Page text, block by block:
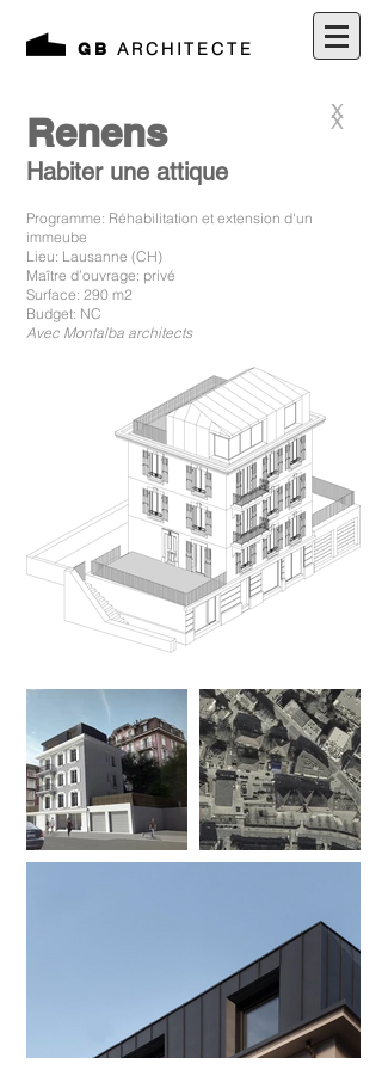
GBARCHITECTE
X
Renens
Habiter une attique
X
Programme: Réhabilitation et extension d'un
immeube
Lieu: Lausanne (CH)
Maître d’ouvrage: privé
Surface: 290 m2
Budget: NC
Avec Montalba architects